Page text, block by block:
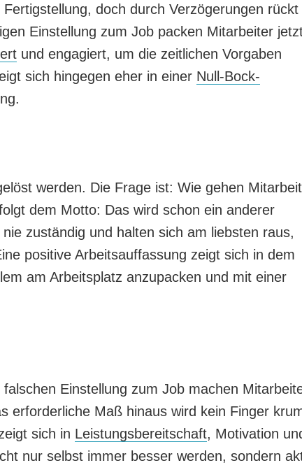
doch durch Verzögerungen rückt
Einstellung zum Job packen Mitarbeiter
und engagiert, um die zeitlichen Vorgaben
sich hingegen eher in einer Null-Bock-
werden. Die Frage ist: Wie gehen
dem Motto: Das wird schon ein anderer
zuständig und halten sich am liebsten raus,
positive Arbeitsauffassung zeigt sich in dem
am Arbeitsplatz anzupacken und mit einer
Einstellung zum Job machen
erforderliche Maß hinaus wird kein Finger
sich in Leistungsbereitschaft, Motivation
nur selbst immer besser werden, sondern